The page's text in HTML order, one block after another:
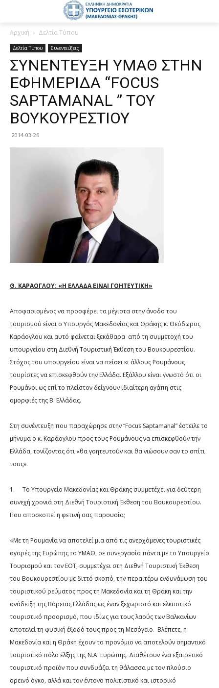
Αρχική Δελτία Τύπου
Δελτία Τύπου Συνεντεύξεις
ΣΥΝΕΝΤΕΥΞΗ ΥΜΑΘ ΣΤΗΝ
ΕΦΗΜΕΡΙΔΑ “FOCUS
SAPTAMANAL ” ΤΟΥ
ΒΟΥΚΟΥΡΕΣΤΙΟΥ
2014-03-26
Θ. ΚΑΡΑΟΓΛΟΥ: «Η ΕΛΛΑΔΑ ΕΙΝΑΙ ΓΟΗΤΕΥΤΙΚΗ»
Αποφασισμένος να προσφέρει τα μέγιστα στην άνοδο του
τουρισμού είναι ο Υπουργός Μακεδονίας και Θράκης κ. Θεόδωρος
Καράογλου και αυτό φαίνεται ξεκάθαρα από τη συμμετοχή του
υπουργείου στη Διεθνή Τουριστική Έκθεση του Βουκουρεστίου.
Στόχος του υπουργείου είναι να πείσει κι άλλους Ρουμάνους
τουρίστες να επισκεφθούν την Ελλάδα. Εξάλλου είναι γνωστό ότι οι
Ρουμάνοι ως επί το πλείστον δείχνουν ιδιαίτερη αγάπη στις
ομορφιές της Β. Ελλάδας.
Στη συνέντευξη που παραχώρησε στην “Focus Saptamanal” έστειλε το
μήνυμα ο κ. Καράογλου προς τους Ρουμάνους να επισκεφθούν την
Ελλάδα, τονίζοντας ότι «θα γοητευτούν και θα νιώσουν σαν το σπίτι
τους».
1.
Το Υπουργείο Μακεδονίας και Θράκης συμμετέχει για δεύτερη
συνεχή χρονιά στη Διεθνή Τουριστική Έκθεση του Βουκουρεστίου.
Που αποσκοπεί η φετινή σας παρουσία;
«Με τη Ρουμανία να αποτελεί μια από τις ανερχόμενες τουριστικές
αγορές της Ευρώπης το ΥΜΑΘ, σε συνεργασία πάντα με το Υπουργείο
Τουρισμού και τον ΕΟΤ, συμμετέχει στη Διεθνή Τουριστική Έκθεση
του Βουκουρεστίου με διττό σκοπό, την περαιτέρω ενδυνάμωση του
τουριστικού ρεύματος προς τη Μακεδονία και τη Θράκη και την
ανάδειξη της Βόρειας Ελλάδας ως έναν ξεχωριστό και ελκυστικό
τουριστικό προορισμό, που ιδίως για τους λαούς των Βαλκανίων
αποτελεί τη φυσική έξοδό τους προς τη Μεσόγειο. Βλέπετε, η
Μακεδονία και η Θράκη έχουν το προνόμιο να αποτελούν σημαντικό
τουριστικό πόλο έλξης της Ν.Α. Ευρώπης. Διαθέτουν ένα εξαιρετικό
τουριστικό προϊόν που συνδυάζει τη θάλασσα με τον πλούσιο
ορεινό όγκο, αλλά και τον έντονο πολιτιστικό και ιστορικό